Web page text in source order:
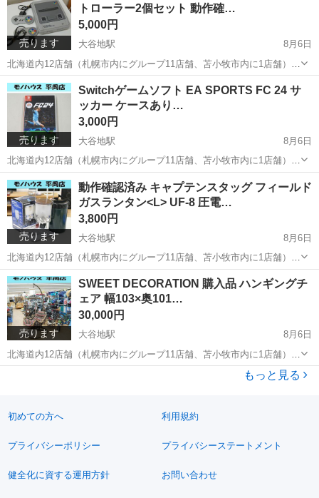
売ります
トローラー2個セット 動作確…
5,000円
大谷地駅
8月6日
北海道内12店舗（札幌市内にグループ11店舗、苫小牧市内に1店舗）
Used Goods Market ★ユーズドグッズマーケット★ 総合リサイクルシ
ョップ アウトレットモノハウス平岡店です。 -------...
北海道 札幌市 大谷地駅 テレビゲーム
売ります
Switchゲームソフト EA SPORTS FC 24 サ
ッカー ケースあり…
3,000円
大谷地駅
8月6日
北海道内12店舗（札幌市内にグループ11店舗、苫小牧市内に1店舗）
Used Goods Market ★ユーズドグッズマーケット★ 総合リサイクルシ
ョップ アウトレットモノハウス平岡店です。 -----...
北海道 札幌市 大谷地駅 テレビゲーム Switch
売ります
動作確認済み キャプテンスタッグ フィールド
ガスランタン<L> UF-8 圧電…
3,800円
大谷地駅
8月6日
北海道内12店舗（札幌市内にグループ11店舗、苫小牧市内に1店舗）
Used Goods Market ★ユーズドグッズマーケット★ 総合リサイクルシ
ョップ アウトレットモノハウス平岡店です。 動作確認済 キ...
北海道 札幌市 点火装置
売ります
SWEET DECORATION 購入品 ハンギングチ
ェア 幅103×奥101…
30,000円
大谷地駅
8月6日
北海道内12店舗（札幌市内にグループ11店舗、苫小牧市内に1店舗）
Used Goods Market ★ユーズドグッズマーケット★ 総合リサイクルシ
もっと見る
初めての方へ 利用規約
プライバシーポリシー プライバシーステートメント
健全化に資する運用方針 お問い合わせ